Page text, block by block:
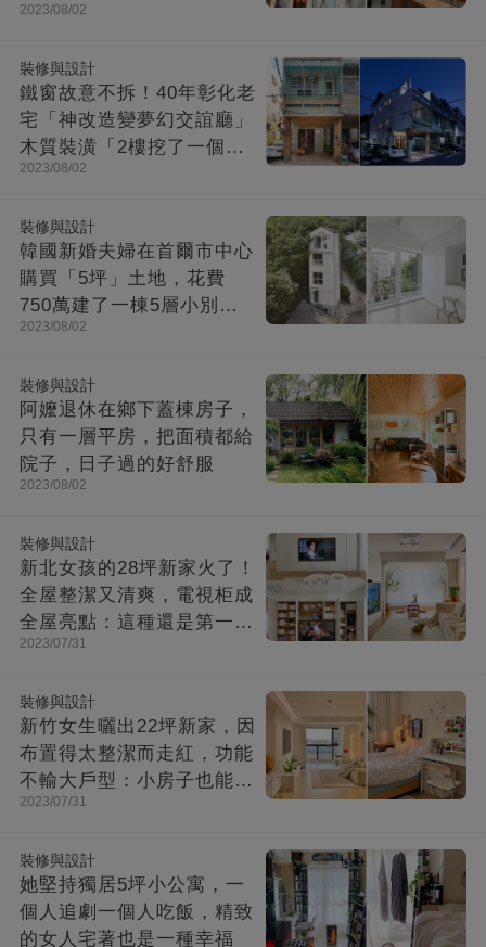
一進屋就療愈了
2023/08/02
裝修與設計
鐵窗故意不拆！40年彰化老
宅「神改造變夢幻交誼廳」
木質裝潢「2樓挖了一個大
洞」走上樓美翻
2023/08/02
裝修與設計
韓國新婚夫婦在首爾市中心
購買「5坪」土地，花費
750萬建了一棟5層小別
墅：小房子卻幸福感爆棚
2023/08/02
裝修與設計
阿嬤退休在鄉下蓋棟房子，
只有一層平房，把面積都給
院子，日子過的好舒服
2023/08/02
裝修與設計
新北女孩的28坪新家火了！
全屋整潔又清爽，電視柜成
全屋亮點：這種還是第一次
見！
2023/07/31
裝修與設計
新竹女生曬出22坪新家，因
布置得太整潔而走紅，功能
不輸大戶型：小房子也能住
出幸福感
2023/07/31
裝修與設計
她堅持獨居5坪小公寓，一
個人追劇一個人吃飯，精致
的女人宅著也是一種幸福